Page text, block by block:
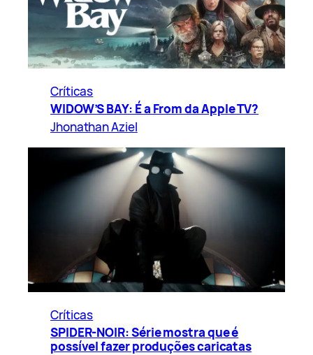
Críticas
WIDOW’S BAY: É a From da Apple TV?
Jhonathan Aziel
Críticas
SPIDER-NOIR: Série mostra que é
possível fazer produções caricatas